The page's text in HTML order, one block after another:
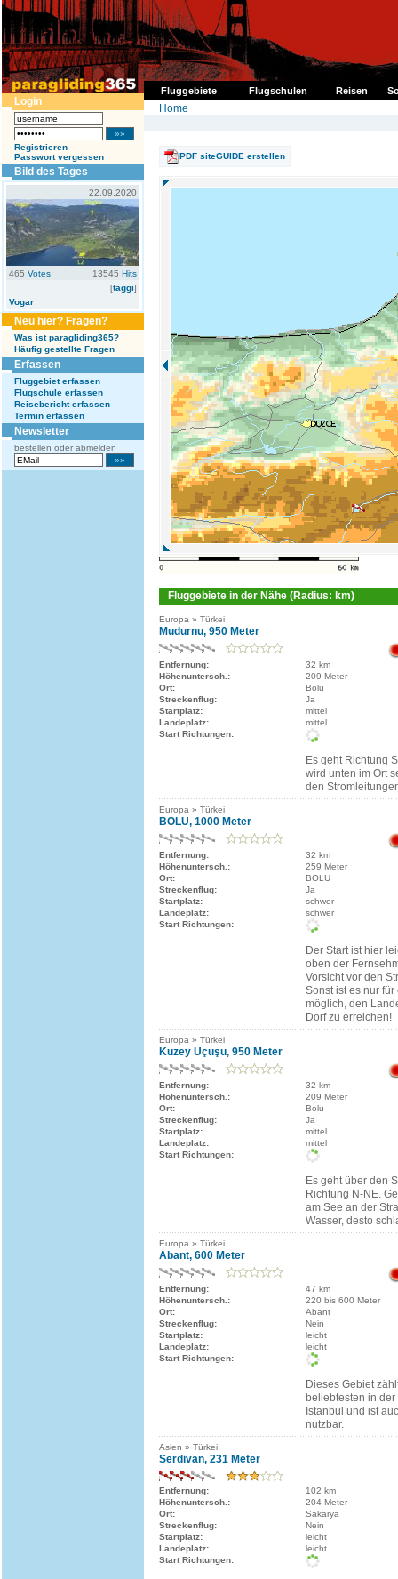
Fluggebiete Flugschulen Reisen
Login
Registrieren
Passwort vergessen
Bild des Tages
22.09.2020
465 Votes 13545 Hits
[taggi]
Vogar
Neu hier? Fragen?
Was ist paragliding365?
Häufig gestellte Fragen
Erfassen
Fluggebiet erfassen
Flugschule erfassen
Reisebericht erfassen
Termin erfassen
Newsletter
bestellen oder abmelden
Home
PDF siteGUIDE erstellen
Fluggebiete in der Nähe (Radius: km)
Europa » Türkei
Mudurnu, 950 Meter
Entfernung:
32 km
Höhenuntersch.:
209 Meter
Ort:
Bolu
Streckenflug:
Ja
Startplatz:
mittel
Landeplatz:
mittel
Start Richtungen:
Es geht Richtung
wird unten im Ort
den
Europa » Türkei
BOLU, 1000 Meter
Entfernung:
32 km
Höhenuntersch.:
259 Meter
Ort:
BOLU
Streckenflug:
Ja
Startplatz:
schwer
Landeplatz:
schwer
Start Richtungen:
Der Start ist hier
oben der
Vorsicht vor den
Sonst ist es nur
möglich, den
Dorf zu erreichen!
Europa » Türkei
Kuzey Uçuşu, 950 Meter
Entfernung:
32 km
Höhenuntersch.:
209 Meter
Ort:
Bolu
Streckenflug:
Ja
Startplatz:
mittel
Landeplatz:
mittel
Start Richtungen:
Es geht über den
Richtung N-NE.
am See an der
Wasser, desto
Europa » Türkei
Abant, 600 Meter
Entfernung:
47 km
Höhenuntersch.:
220 bis 600 Meter
Ort:
Abant
Streckenflug:
Nein
Startplatz:
leicht
Landeplatz:
leicht
Start Richtungen:
Dieses Gebiet
beliebtesten in
Istanbul und ist
nutzbar.
Asien » Türkei
Serdivan, 231 Meter
Entfernung:
102 km
Höhenuntersch.:
204 Meter
Ort:
Sakarya
Streckenflug:
Nein
Startplatz:
leicht
Landeplatz:
leicht
Start Richtungen: